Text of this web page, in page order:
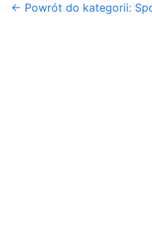
← Powrót do kategorii: